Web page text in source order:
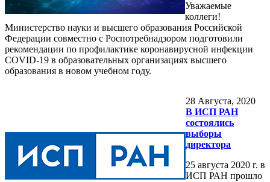
Уважаемые
коллеги!
Министерство науки и высшего образования Российской
Федерации совместно с Роспотребнадзором подготовили
рекомендации по профилактике коронавирусной инфекции
COVID-19 в образовательных организациях высшего
образования в новом учебном году.
28 Августа, 2020
В ИСП РАН
состоялись
выборы
директора
25 августа 2020 г. в
ИСП РАН прошло